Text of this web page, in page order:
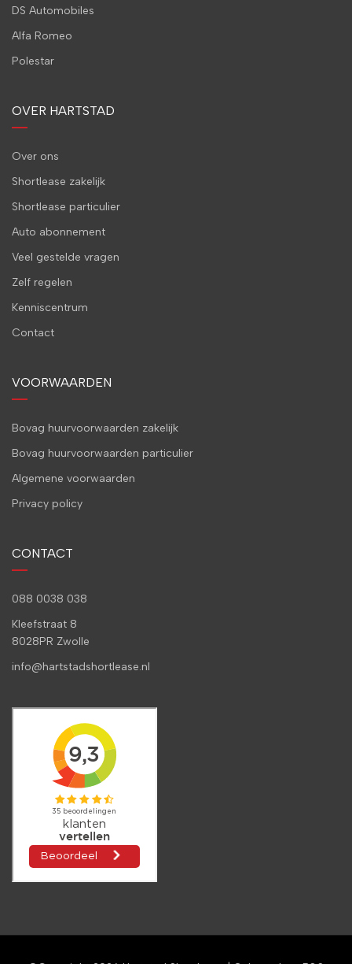
DS Automobiles
Alfa Romeo
Polestar
OVER HARTSTAD
Over ons
Shortlease zakelijk
Shortlease particulier
Auto abonnement
Veel gestelde vragen
Zelf regelen
Kenniscentrum
Contact
VOORWAARDEN
Bovag huurvoorwaarden zakelijk
Bovag huurvoorwaarden particulier
Algemene voorwaarden
Privacy policy
CONTACT
088 0038 038
Kleefstraat 8
8028PR Zwolle
info@hartstadshortlease.nl